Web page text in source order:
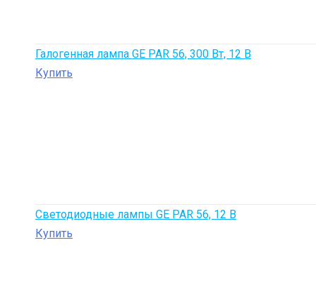
Галогенная лампа GE PAR 56, 300 Вт, 12 В
Купить
Светодиодные лампы GE PAR 56, 12 В
Купить